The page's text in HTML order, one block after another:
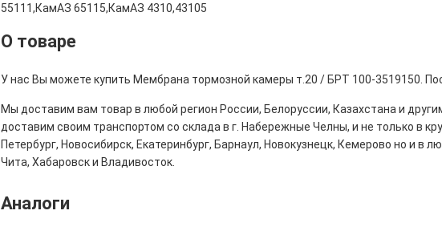
55111,КамАЗ 65115,КамАЗ 4310,43105
О товаре
У нас Вы можете купить Мембрана тормозной камеры т.20 / БРТ 100-3519150.
Мы доставим вам товар в любой регион России, Белоруссии, Казахстана и
доставим своим транспортом со склада в г. Набережные Челны, и не только в
Петербург, Новосибирск, Екатеринбург, Барнаул, Новокузнецк, Кемерово но и в
Чита, Хабаровск и Владивосток.
Аналоги